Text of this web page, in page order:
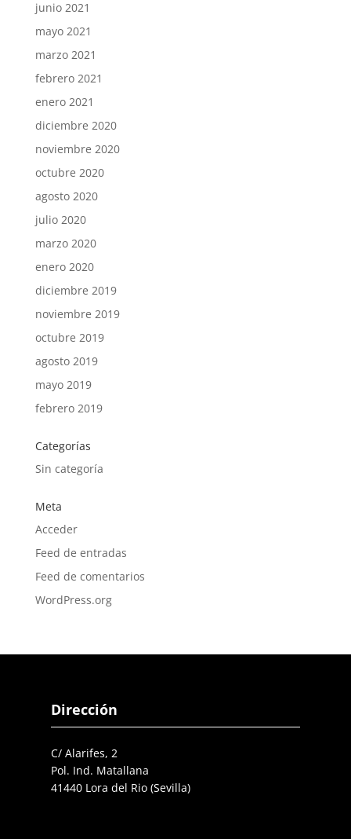
junio 2021
mayo 2021
marzo 2021
febrero 2021
enero 2021
diciembre 2020
noviembre 2020
octubre 2020
agosto 2020
julio 2020
marzo 2020
enero 2020
diciembre 2019
noviembre 2019
octubre 2019
agosto 2019
mayo 2019
febrero 2019
Categorías
Sin categoría
Meta
Acceder
Feed de entradas
Feed de comentarios
WordPress.org
Dirección
C/ Alarifes, 2
Pol. Ind. Matallana
41440 Lora del Rio (Sevilla)